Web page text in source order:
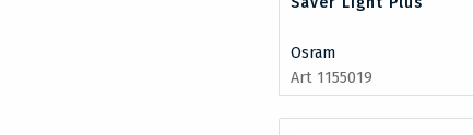
Osram
Art 1155019